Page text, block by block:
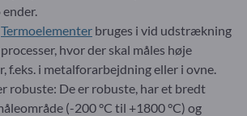
Termoelementer bruges i vid udstrækning
hvor der skal måles høje
f.eks. i metalforarbejdning eller i ovne.
robuste: De er robuste, har et bredt
(-200 °C til +1800 °C) og